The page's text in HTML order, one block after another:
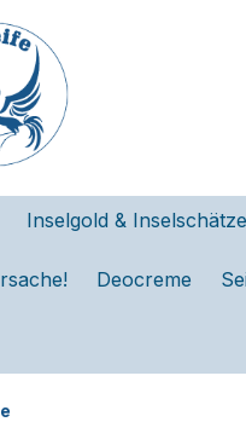
Hauptnavigation springen
Inselgold & Inselschätze
Deocreme